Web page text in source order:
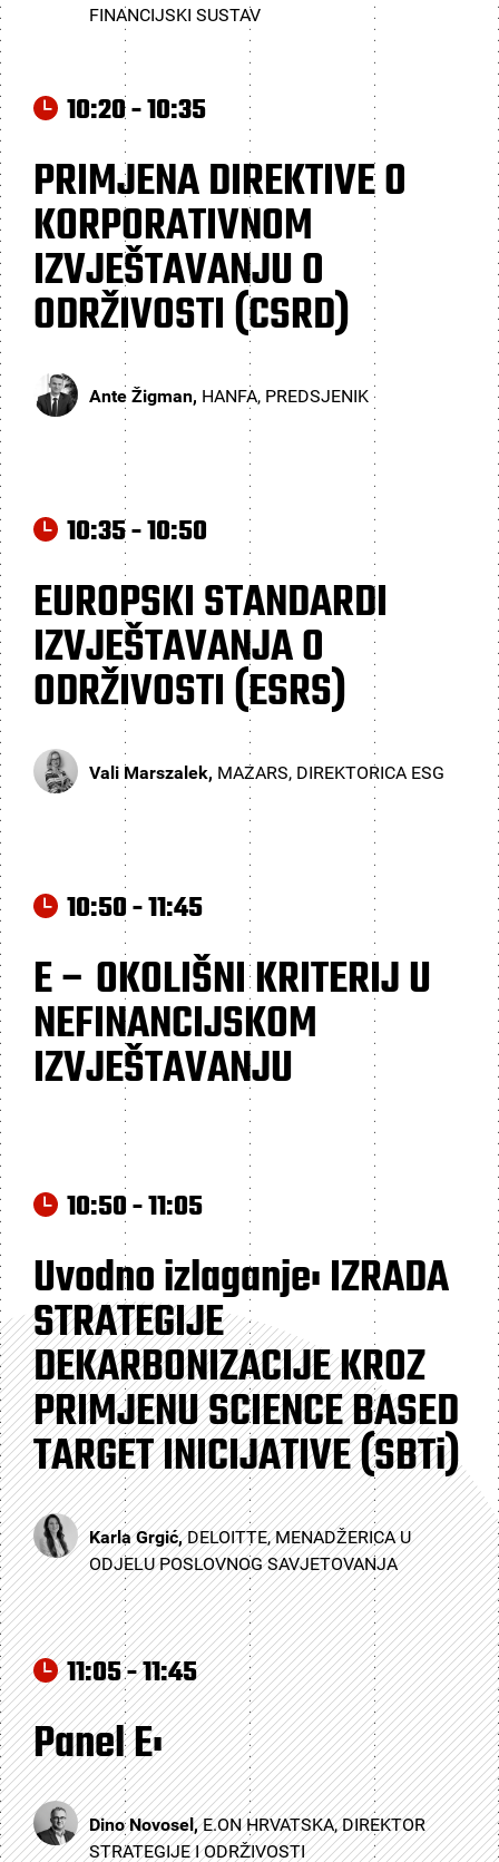
FINANCIJSKI SUSTAV
10:20 - 10:35
PRIMJENA DIREKTIVE O
KORPORATIVNOM
IZVJEŠTAVANJU O
ODRŽIVOSTI (CSRD)
Ante Žigman, HANFA, PREDSJENIK
10:35 - 10:50
EUROPSKI STANDARDI
IZVJEŠTAVANJA O
ODRŽIVOSTI (ESRS)
Vali Marszalek, MAZARS, DIREKTORICA ESG
10:50 - 11:45
E – OKOLIŠNI KRITERIJ U
NEFINANCIJSKOM
IZVJEŠTAVANJU
10:50 - 11:05
Uvodno izlaganje: IZRADA
STRATEGIJE
DEKARBONIZACIJE KROZ
PRIMJENU SCIENCE BASED
TARGET INICIJATIVE (SBTi)
Karla Grgić,DELOITTE, MENADŽERICA U
ODJELU POSLOVNOG SAVJETOVANJA
11:05 - 11:45
Panel E:
Dino Novosel,E.ON HRVATSKA, DIREKTOR
STRATEGIJE I ODRŽIVOSTI